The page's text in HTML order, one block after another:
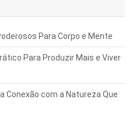
Para Corpo e Mente
Para Produzir Mais e Viver
Conexão com a Natureza Que